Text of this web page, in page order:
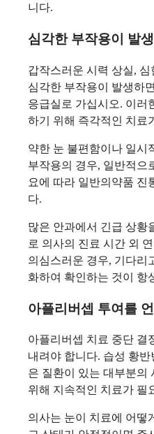
니다.
심각한 부작용이 발
갑작스러운 시력 상실,
심각한 부작용이 발생하
응급실로 가십시오. 이러
하기 위해 즉각적인 치료
약한 눈 불편함이나 일시
부작용의 경우, 일반적으
요에 따라 일반의약품 진
다.
많은 안과에서 긴급 상황
로 의사의 진료 시간 외
의심스러운 경우, 기다리
화하여 확인하는 것이 항
아플리버셉 투여를
아플리버셉 치료 중단 결
내려야 합니다. 습성 황
은 질환이 있는 대부분의
위해 지속적인 치료가 필
의사는 눈이 치료에 어떻